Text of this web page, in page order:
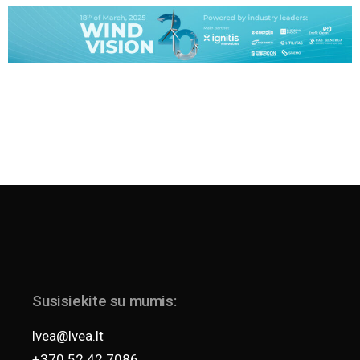
Susisiekite su mumis:
lvea@lvea.lt